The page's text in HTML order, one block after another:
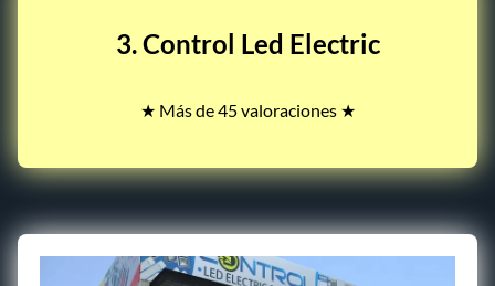
3. Control Led Electric
★ Más de 45 valoraciones ★